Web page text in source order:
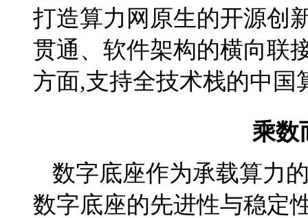
打造算力网原生的开源创
贯通、软件架构的横向联
方面,支持全技术栈的中国
乘数
数字底座作为承载算力
数字底座的先进性与稳定